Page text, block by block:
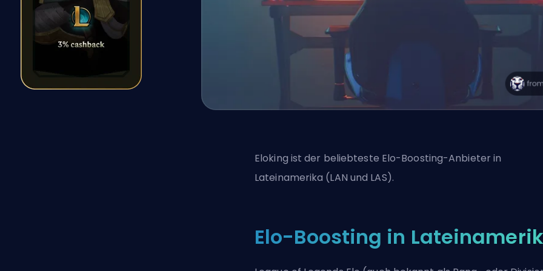
Eloking ist der beliebteste Elo-Boosting-Anbieter in
Lateinamerika (LAN und LAS).
Elo-Boosting in